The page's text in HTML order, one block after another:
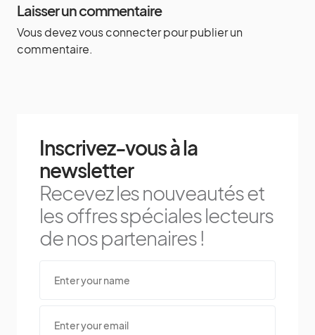
Laisser un commentaire
Vous devezvous connecterpour publier un
commentaire.
Inscrivez-vous à la
newsletter
Recevez les nouveautés et
les offres spéciales lecteurs
de nos partenaires !